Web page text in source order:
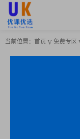
当前位置： 首页 免费专区